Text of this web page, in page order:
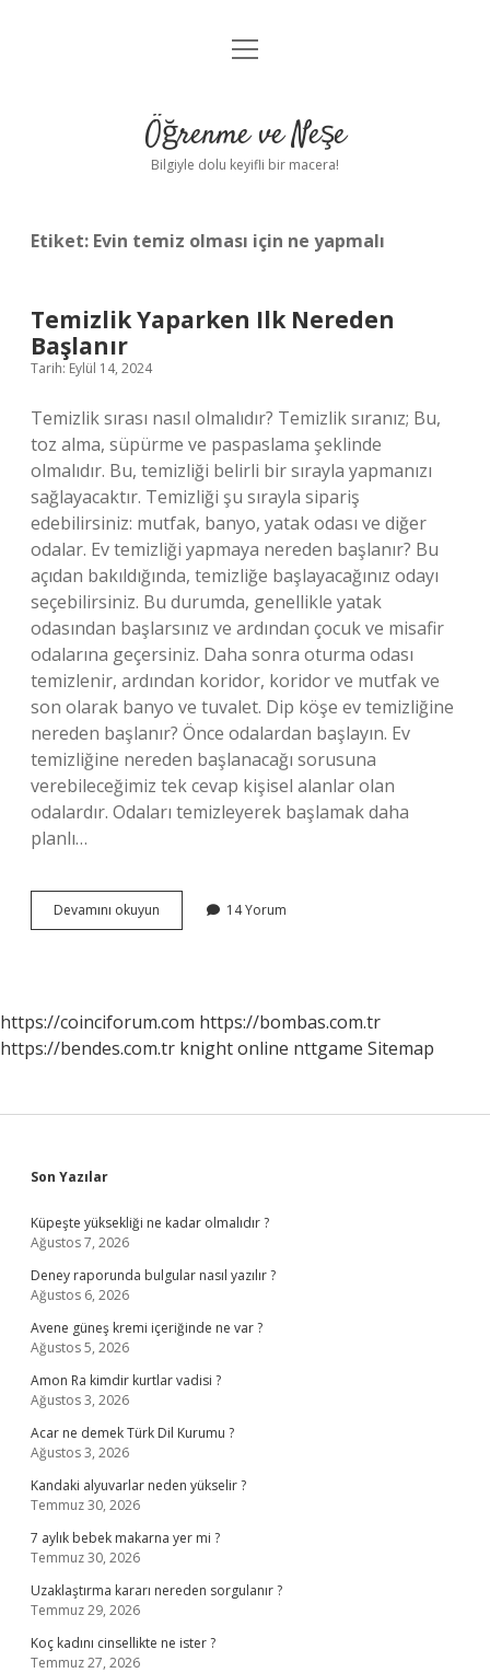
Anasayfa
Yasal Uyarı
menüyü
Öğrenme ve Neşe
Bilgiyle dolu keyifli bir macera!
Etiket: Evin temiz olması için ne yapmalı
Temizlik Yaparken Ilk Nereden
Başlanır
Tarih: Eylül 14, 2024
Temizlik sırası nasıl olmalıdır? Temizlik sıranız; Bu,
toz alma, süpürme ve paspaslama şeklinde
olmalıdır. Bu, temizliği belirli bir sırayla yapmanızı
sağlayacaktır. Temizliği şu sırayla sipariş
edebilirsiniz: mutfak, banyo, yatak odası ve diğer
odalar. Ev temizliği yapmaya nereden başlanır? Bu
açıdan bakıldığında, temizliğe başlayacağınız odayı
seçebilirsiniz. Bu durumda, genellikle yatak
odasından başlarsınız ve ardından çocuk ve misafir
odalarına geçersiniz. Daha sonra oturma odası
temizlenir, ardından koridor, koridor ve mutfak ve
son olarak banyo ve tuvalet. Dip köşe ev temizliğine
nereden başlanır? Önce odalardan başlayın. Ev
temizliğine nereden başlanacağı sorusuna
verebileceğimiz tek cevap kişisel alanlar olan
odalardır. Odaları temizleyerek başlamak daha
planlı…
Devamını okuyun Temizlik
Yaparken
14 Yorum
https://coinciforum.com https://bombas.com.tr
https://bendes.com.tr knight online nttgame Sitemap
Sidebar
Son Yazılar
Küpeşte yüksekliği ne kadar olmalıdır ?
Ağustos 7, 2026
Deney raporunda bulgular nasıl yazılır ?
Ağustos 6, 2026
Avene güneş kremi içeriğinde ne var ?
Ağustos 5, 2026
Amon Ra kimdir kurtlar vadisi ?
Ağustos 3, 2026
Acar ne demek Türk Dil Kurumu ?
Ağustos 3, 2026
Kandaki alyuvarlar neden yükselir ?
Temmuz 30, 2026
7 aylık bebek makarna yer mi ?
Temmuz 30, 2026
Uzaklaştırma kararı nereden sorgulanır ?
Temmuz 29, 2026
Koç kadını cinsellikte ne ister ?
Temmuz 27, 2026